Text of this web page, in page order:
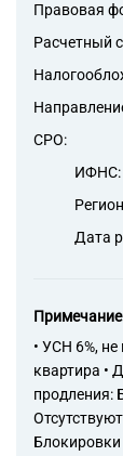
Правовая
Расчетный
СРО:
ИФНС:
Дата
• УСН 6%,
квартира •
продления:
Блокировки